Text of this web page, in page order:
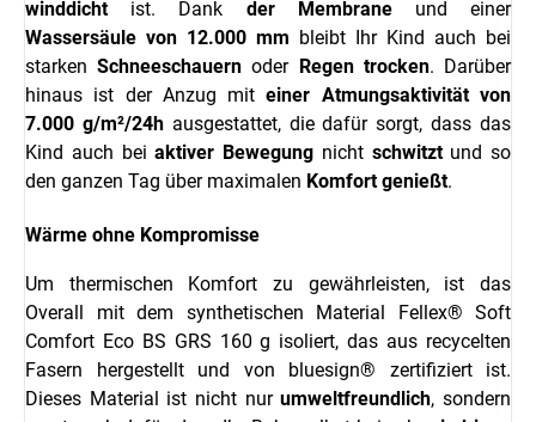
winddichtist. Dank der Membraneund einer
Wassersäule von 12.000 mm bleibt Ihr Kind auch bei
starkenSchneeschauern oder Regen trocken. Darüber
hinaus ist der Anzug miteiner Atmungsaktivität von
7.000 g/m²/24hausgestattet, die dafür sorgt, dass das
Kind auch beiaktiver Bewegung nicht schwitztund so
den ganzen Tag über maximalen Komfort genießt.
Wärme ohne Kompromisse
Um thermischen Komfort zu gewährleisten, ist das
Overall mit dem synthetischen Material Fellex® Soft
Comfort Eco BS GRS 160 g isoliert, das aus recycelten
Fasern hergestellt und von bluesign® zertifiziert ist.
Dieses Material ist nicht nurumweltfreundlich, sondern